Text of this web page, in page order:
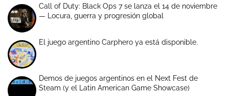
Call of Duty: Black Ops 7 se lanza el 14 de noviembre
— Locura, guerra y progresión global
El juego argentino Carphero ya está disponible.
Demos de juegos argentinos en el Next Fest de
Steam (y el Latin American Game Showcase)